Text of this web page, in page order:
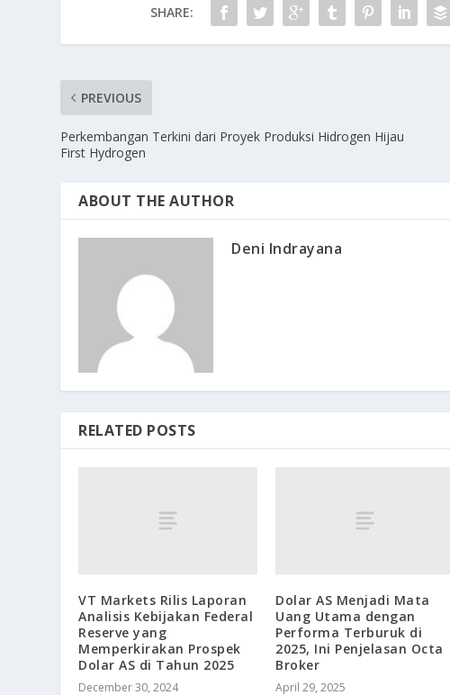
SHARE:
PREVIOUS
Perkembangan Terkini dari Proyek Produksi Hidrogen Hijau
First Hydrogen
ABOUT THE AUTHOR
Deni Indrayana
RELATED POSTS
VT Markets Rilis Laporan
Analisis Kebijakan Federal
Reserve yang
Memperkirakan Prospek
Dolar AS di Tahun 2025
December 30, 2024
Dolar AS Menjadi Mata
Uang Utama dengan
Performa Terburuk di
2025, Ini Penjelasan Octa
Broker
April 29, 2025